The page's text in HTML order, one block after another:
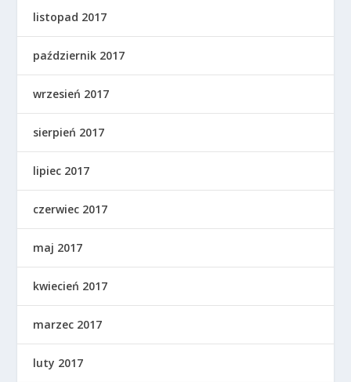
listopad 2017
październik 2017
wrzesień 2017
sierpień 2017
lipiec 2017
czerwiec 2017
maj 2017
kwiecień 2017
marzec 2017
luty 2017